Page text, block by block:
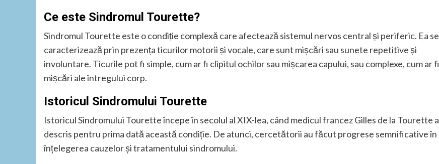
Ce este Sindromul Tourette?
Sindromul Tourette este o condiție complexă care afectează sistemul nervos central și periferic. Ea se
caracterizează prin prezența ticurilor motorii și vocale, care sunt mișcări sau sunete repetitive și
involuntare. Ticurile pot fi simple, cum ar fi clipitul ochilor sau mișcarea capului, sau complexe, cum ar fi
mișcări ale întregului corp.
Istoricul Sindromului Tourette
Istoricul Sindromului Tourette începe în secolul al XIX-lea, când medicul francez Gilles de la Tourette a
descris pentru prima dată această condiție. De atunci, cercetătorii au făcut progrese semnificative în
înțelegerea cauzelor și tratamentului sindromului.